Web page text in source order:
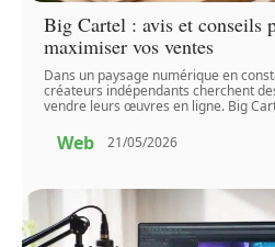
Big Cartel : avis et conseils
maximiser vos ventes
Dans un paysage numérique en
créateurs indépendants cherchent
vendre leurs œuvres en ligne. Big
Web 21/05/2026